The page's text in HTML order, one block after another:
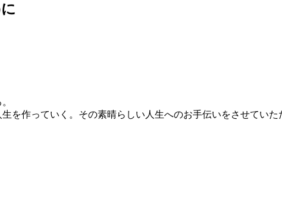
を作っていく。その素晴らしい人生へのお手伝いをさせていた